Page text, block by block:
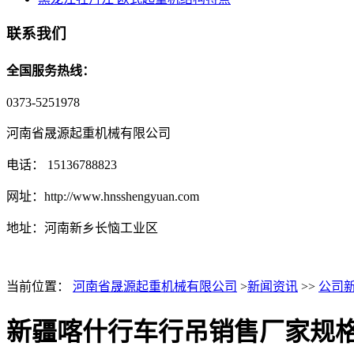
联系我们
全国服务热线：
0373-5251978
河南省晟源起重机械有限公司
电话： 15136788823
网址：http://www.hnsshengyuan.com
地址： 河南新乡长恼工业区
当前位置： 河南省晟源起重机械有限公司 >新闻资讯 >> 公司
新疆喀什行车行吊销售厂家规